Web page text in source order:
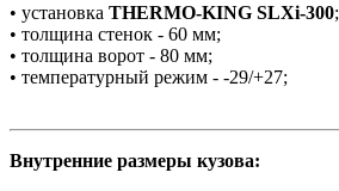
• установка THERMO-KING SLXi-300;
• толщина стенок - 60 мм;
• толщина ворот - 80 мм;
• температурный режим - -29/+27;
Внутренние размеры кузова: